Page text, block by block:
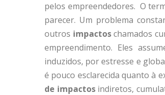
pelos empreendedores. O
parecer. Um problema
outros impactoschamados
empreendimento. Eles
induzidos, por estresse e
é pouco esclarecida quanto à
de impactosindiretos,